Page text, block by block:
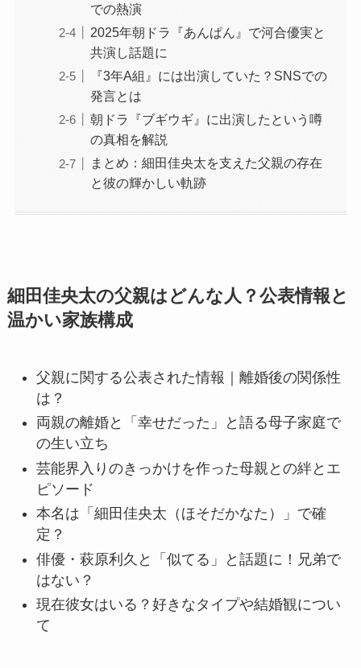
での熱演
2025年朝ドラ『あんぱん』で河合優実と
共演し話題に
『3年A組』には出演していた？SNSでの
発言とは
朝ドラ『ブギウギ』に出演したという噂
の真相を解説
まとめ：細田佳央太を支えた父親の存在
と彼の輝かしい軌跡
細田佳央太の父親はどんな人？公表情報と
温かい家族構成
父親に関する公表された情報｜離婚後の関係性
は？
両親の離婚と「幸せだった」と語る母子家庭で
の生い立ち
芸能界入りのきっかけを作った母親との絆とエ
ピソード
本名は「細田佳央太（ほそだかなた）」で確
定？
俳優・萩原利久と「似てる」と話題に！兄弟で
はない？
現在彼女はいる？好きなタイプや結婚観につい
て